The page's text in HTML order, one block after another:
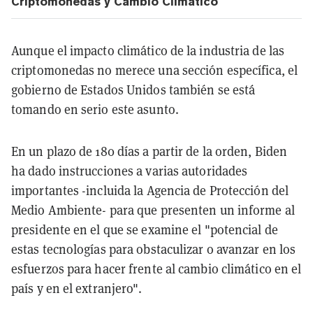
Aunque el impacto climático de la industria de las
criptomonedas no merece una sección específica, el
gobierno de Estados Unidos también se está
tomando en serio este asunto.
En un plazo de 180 días a partir de la orden, Biden
ha dado instrucciones a varias autoridades
importantes -incluida la Agencia de Protección del
Medio Ambiente- para que presenten un informe al
presidente en el que se examine el "potencial de
estas tecnologías para obstaculizar o avanzar en los
esfuerzos para hacer frente al cambio climático en el
país y en el extranjero".